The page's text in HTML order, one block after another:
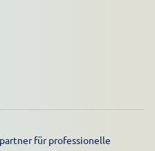
für professionelle